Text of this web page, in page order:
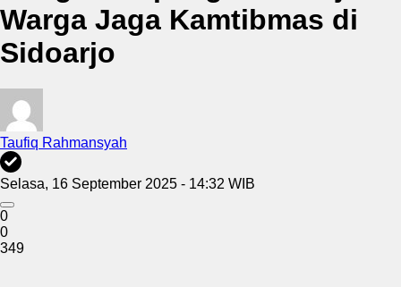
Warga Jaga Kamtibmas di
Sidoarjo
Taufiq Rahmansyah
Selasa, 16 September 2025 - 14:32 WIB
0
0
349